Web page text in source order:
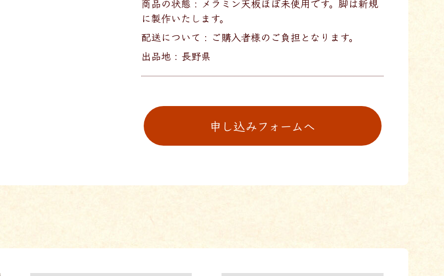
商品の状態 : メラミン天板ほぼ未使用です。脚は新規
に製作いたします。
配送について : ご購入者様のご負担となります。
出品地 : 長野県
申し込みフォームへ